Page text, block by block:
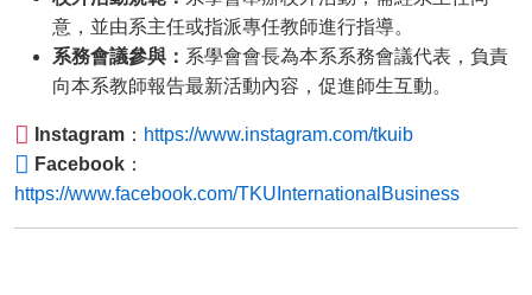
意，並由系主任或指派專任教師進行指導。
系務會議參與： 系學會會長為本系系務會議代表，負責
向本系教師報告最新活動內容，促進師生互動。
Instagram ： https://www.instagram.com/tkuib
Facebook ：
https://www.facebook.com/TKUInternationalBusiness